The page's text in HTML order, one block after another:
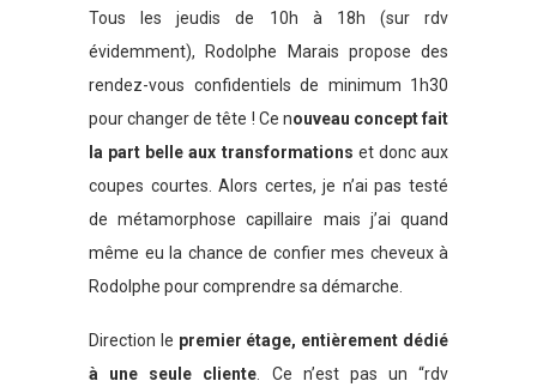
Tous les jeudis de 10h à 18h (sur rdv
évidemment), Rodolphe Marais propose des
rendez-vous confidentiels de minimum 1h30
pour changer de tête ! Ce nouveau concept fait
la part belle aux transformations et donc aux
coupes courtes. Alors certes, je n’ai pas testé
de métamorphose capillaire mais j’ai quand
même eu la chance de confier mes cheveux à
Rodolphe pour comprendre sa démarche.
Direction le premier étage, entièrement dédié
à une seule cliente . Ce n’est pas un “rdv